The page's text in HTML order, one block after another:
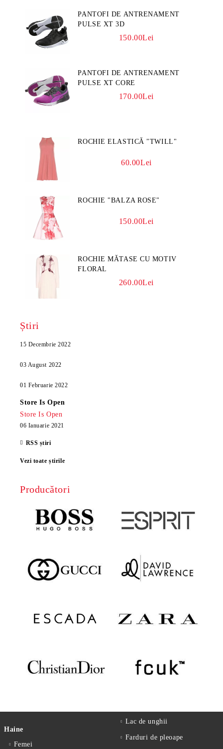
PANTOFI DE ANTRENAMENT
PULSE XT 3D
150.00Lei
PANTOFI DE ANTRENAMENT
PULSE XT CORE
170.00Lei
ROCHIE ELASTICĂ "TWILL"
60.00Lei
ROCHIE "BALZA ROSE"
150.00Lei
ROCHIE MĂTASE CU MOTIV
FLORAL
260.00Lei
Știri
15 Decembrie 2022
03 August 2022
01 Februarie 2022
Store Is Open
Store Is Open
06 Ianuarie 2021
RSS știri
Vezi toate știrile
Producători
Haine
Femei
Lac de unghii
Farduri de pleoape